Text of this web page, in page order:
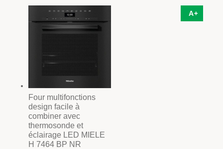
A+
Four multifonctions
design facile à
combiner avec
thermosonde et
éclairage LED MIELE
H 7464 BP NR